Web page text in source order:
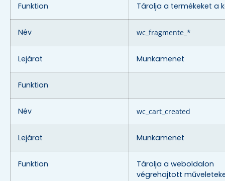
Funktion Tárolja a termékeket a
Név wc_fragmente_*
Lejárat Munkamenet
Funktion
Név wc_cart_created
Lejárat Munkamenet
Funktion
Tárolja a weboldalon
végrehajtott